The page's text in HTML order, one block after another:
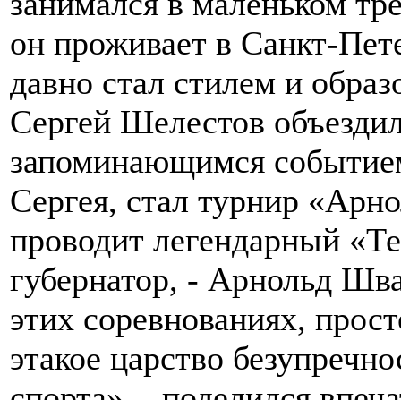
он проживает в Санкт-
давно стал стилем и
Сергей Шелестов
запоминающимся
Сергея, стал турнир
проводит легендарный
губернатор, - Арнольд
этих соревнованиях,
этакое царство